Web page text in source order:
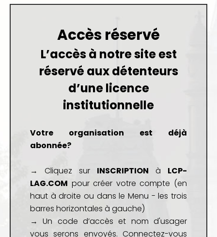
Accès réservé
L’accès à notre site est
réservé aux détenteurs
d’unelicence
institutionnelle
Votre organisation est déjà
abonnée?
→ Cliquez sur INSCRIPTION à LCP-
LAG.COM pour créer votre compte (en
haut à droite ou dans le Menu - les trois
barres horizontales à gauche)
→ Un code d’accès et nom d'usager
vous serons envoyés. Connectez-vous